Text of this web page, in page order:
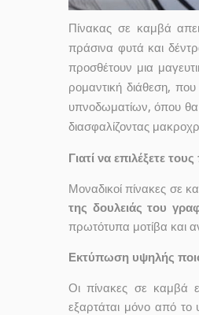
Πίνακας σε καμβά
πράσινα φυτά και
προσθέτουν μια
ρομαντική διάθεση,
υπνοδωματίων, όπου θα
διασφαλίζοντας
Γιατί να επιλέξετε
Μοναδικοί πίνακες σε
της δουλειάς του
πρωτότυπα μοτίβα και
Εκτύπωση υψηλής
Οι πίνακες σε καμβά
εξαρτάται μόνο από